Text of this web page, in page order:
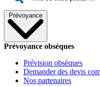
Prévoyance
Prévoyance obsèques
Prévision obsèques
Demander des devis
Nos partenaires